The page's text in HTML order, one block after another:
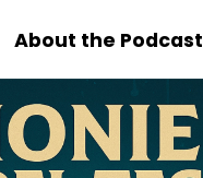
About the Podcast